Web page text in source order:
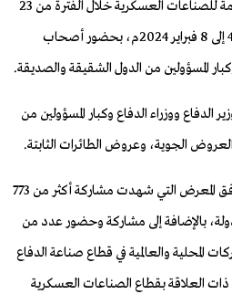
الثانية، الذي تنظمه الهيئة العامة للصناعات العسكرية خلال الفترة من 23
إلى 27 رجب 1445هـ الموافق من 4 إلى 8 فبراير 2024م، بحضور أصحاب
المسؤولين من الدول الشقيقة والصديقة.
الدفاع ووزراء الدفاع وكبار المسؤولين من
الجوية، وعروض الطائرات الثابتة.
بعد ذلك تجول سموه على مرافق المعرض التي شهدت مشاركة أكثر من 773
عارضة تمثّل أكثر من 75 دولة، بالإضافة إلى مشاركة وحضور عدد من
المحلية والعالمية في قطاع صناعة الدفاع
العلاقة بقطاع الصناعات العسكرية